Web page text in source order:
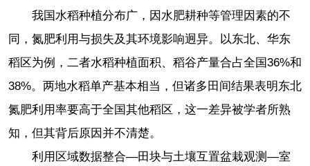
我国水稻种植分布广，因水肥耕种等管理因素的不
同，氮肥利用与损失及其环境影响迥异。以东北、华东
稻区为例，二者水稻种植面积、稻谷产量合占全国36%和
38%。两地水稻单产基本相当，但诸多田间结果表明东北
氮肥利用率要高于全国其他稻区，这一差异被学者所熟
知，但其背后原因并不清楚。
利用区域数据整合—田块与土壤互置盆栽观测—室